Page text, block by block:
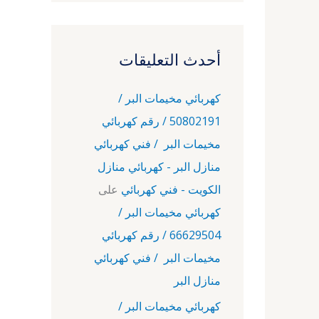
أحدث التعليقات
كهربائي مخيمات البر /
50802191 / رقم كهربائي
مخيمات البر / فني كهربائي
منازل البر - كهربائي منازل
الكويت - فني كهربائي على
كهربائي مخيمات البر /
66629504 / رقم كهربائي
مخيمات البر / فني كهربائي
منازل البر
كهربائي مخيمات البر /